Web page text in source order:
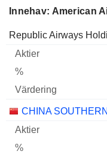
Innehav: American
Nome Aktier %
Republic Airways
CHINA